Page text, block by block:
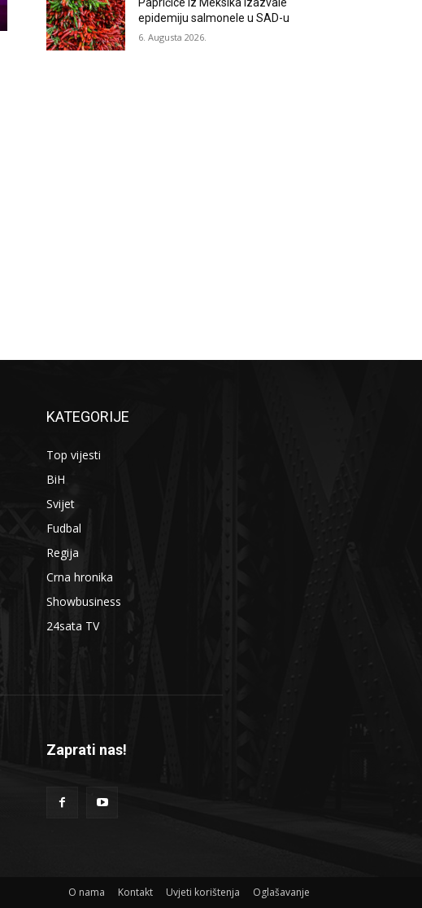
epidemiju salmonele u SAD-u
6. Augusta 2026.
KATEGORIJE
Top vijesti
BiH
Svijet
Fudbal
Regija
Crna hronika
Showbusiness
24sata TV
Zaprati nas!
O nama Kontakt Uvjeti korištenja Oglašavanje